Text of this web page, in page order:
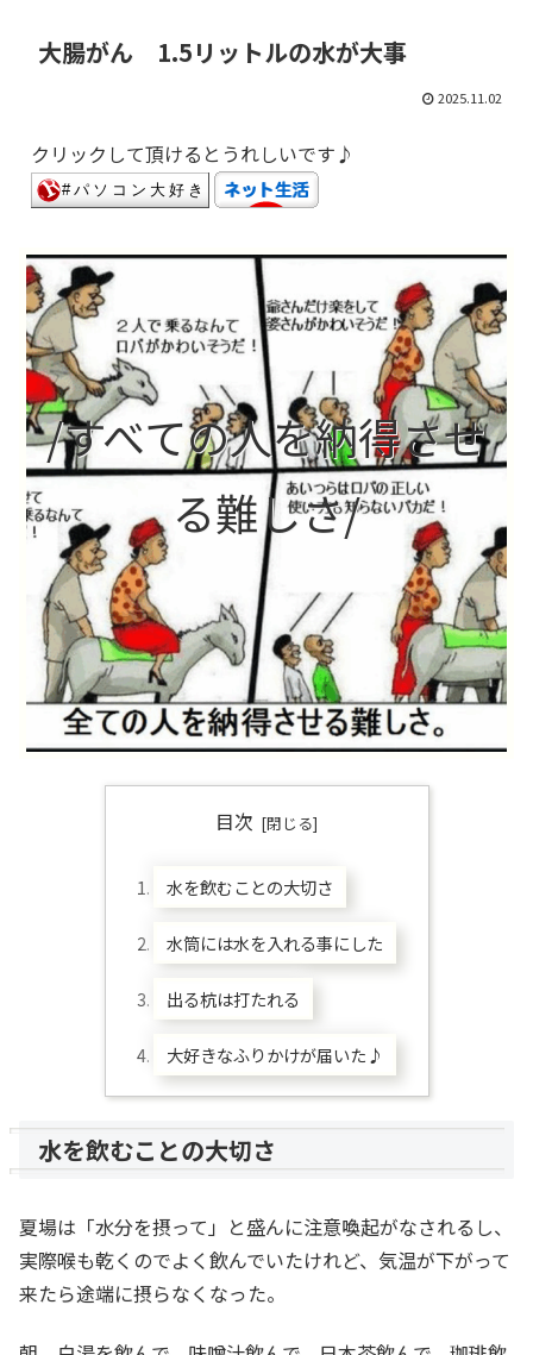
大腸がん 1.5リットルの水が大事
2025.11.02
クリックして頂けるとうれしいです♪
/すべての人を納得させ
る難しさ/
目次
水を飲むことの大切さ
水筒には水を入れる事にした
出る杭は打たれる
大好きなふりかけが届いた♪
水を飲むことの大切さ
夏場は「水分を摂って」と盛んに注意喚起がなされるし、
実際喉も乾くのでよく飲んでいたけれど、気温が下がって
来たら途端に摂らなくなった。